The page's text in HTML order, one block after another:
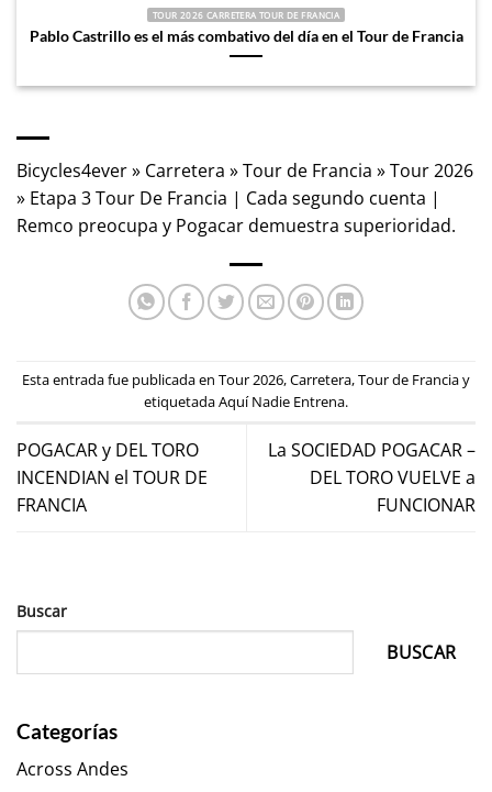
TOUR 2026 CARRETERA TOUR DE FRANCIA
Pablo Castrillo es el más combativo del día en el Tour de Francia
Bicycles4ever» Carretera »Tour de Francia »Tour 2026
» Etapa 3 Tour De Francia | Cada segundo cuenta |
Remco preocupa y Pogacar demuestra superioridad.
Esta entrada fue publicada en Tour 2026,Carretera,Tour de Franciay
etiquetadaAquí Nadie Entrena.
POGACAR y DEL TORO
INCENDIAN el TOUR DE
FRANCIA
La SOCIEDAD POGACAR –
DEL TORO VUELVE a
FUNCIONAR
Buscar
BUSCAR
Categorías
Across Andes